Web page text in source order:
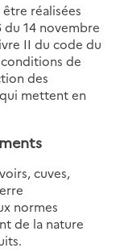
réalisées
du 14 novembre
II du code du
de
des
mettent en
cuves,
normes
de la nature